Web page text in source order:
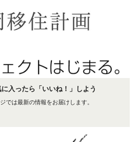
入ったら「いいね！」しよう
では最新の情報をお届けします。